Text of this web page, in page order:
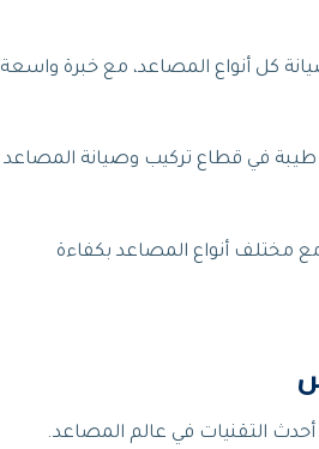
كل أنواع المصاعد، مع خبرة واسعة
في قطاع تركيب وصيانة المصاعد
مختلف أنواع المصاعد بكفاءة
التقنيات في عالم المصاعد.